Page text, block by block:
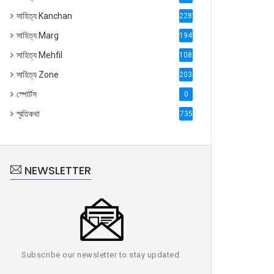
সাহিত্য Kanchan 2287
সাহিত্য Marg 1947
সাহিত্য Mehfil 1088
সাহিত্য Zone 2035
স্পোর্টস 0
স্মৃতিকথা 735
NEWSLETTER
Subscribe our newsletter to stay updated.